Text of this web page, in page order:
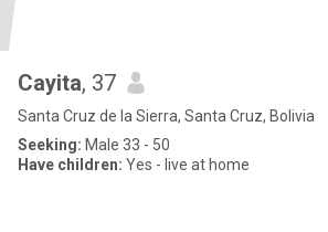
Cayita, 37
Santa Cruz de la Sierra, Santa Cruz, Bolivia
Seeking: Male 33 - 50
Have children: Yes - live at home